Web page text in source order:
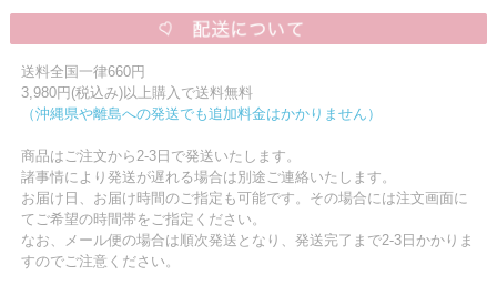
送料全国一律660円
3,980円(税込み)以上購入で送料無料
（沖縄県や離島への発送でも追加料金はかかりません）
商品はご注文から2-3日で発送いたします。
諸事情により発送が遅れる場合は別途ご連絡いたします。
お届け日、お届け時間のご指定も可能です。その場合には注文画面に
てご希望の時間帯をご指定ください。
なお、メール便の場合は順次発送となり、発送完了まで2-3日かかりま
すのでご注意ください。